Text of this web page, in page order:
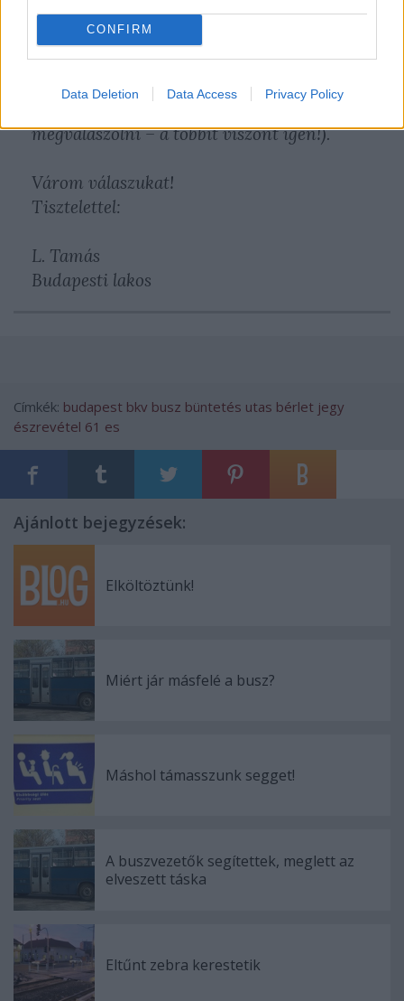
CONFIRM
Data Deletion Data Access Privacy Policy
odaadóbba cég az utasaival szemben, ha
már erre monopol helyzete miatt nem
kényszeríti a piac? (Ez utóbbi persze költői
kérdés volt, nyilván nem a levelet olvasó
megválaszolni – a többit viszont igen!).
Várom válaszukat!
Tisztelettel:
L. Tamás
Budapesti lakos
Címkék: budapest bkv busz büntetés utas bérlet jegy
észrevétel 61 es
Ajánlott bejegyzések:
Elköltöztünk!
Miért jár másfelé a busz?
Máshol támasszunk segget!
A buszvezetők segítettek, meglett az
elveszett táska
Eltűnt zebra kerestetik